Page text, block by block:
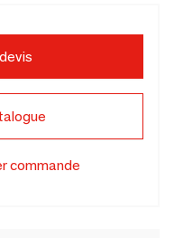
commande